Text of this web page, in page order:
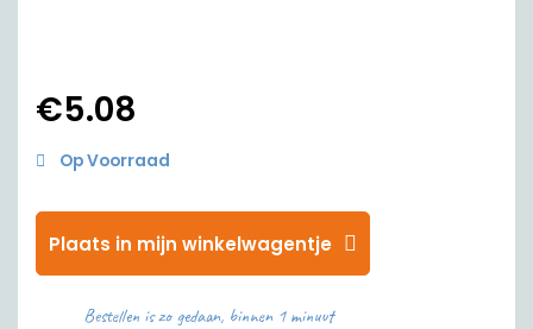
€5.08
Op Voorraad
Plaats in mijn winkelwagentje
Bestellen is zo gedaan, binnen 1 minuut